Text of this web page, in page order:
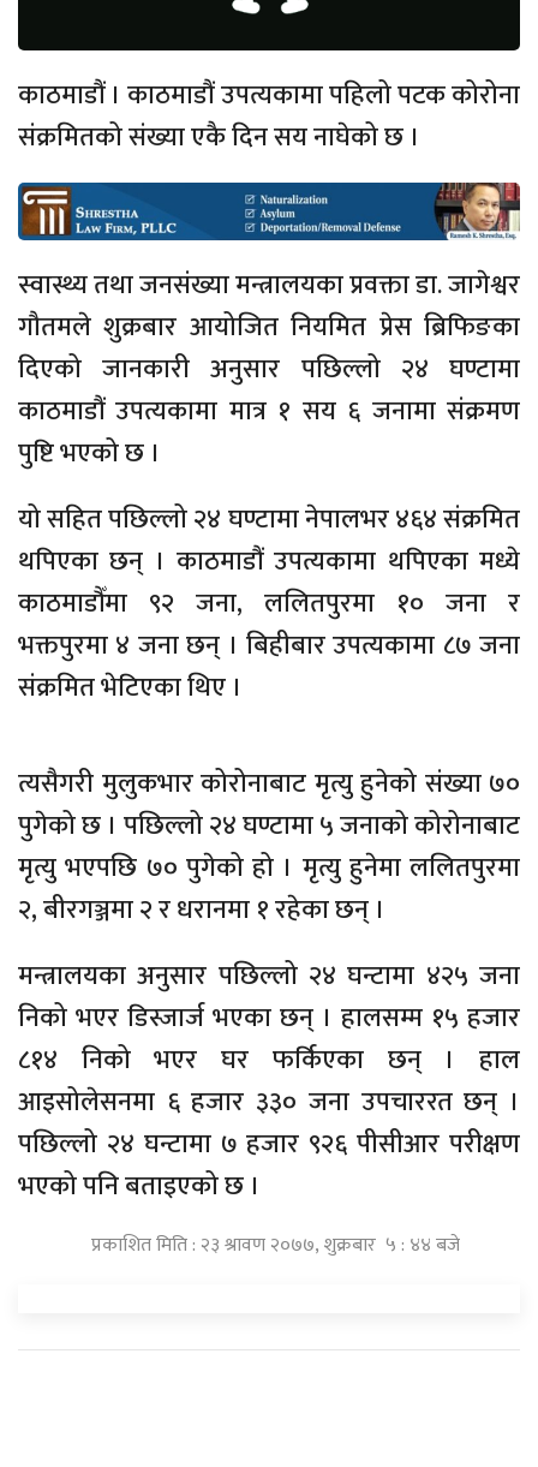
काठमाडौं । काठमाडौं उपत्यकामा पहिलो पटक कोरोना
संक्रमितको संख्या एकै दिन सय नाघेको छ ।
स्वास्थ्य तथा जनसंख्या मन्त्रालयका प्रवक्ता डा. जागेश्वर
गौतमले शुक्रबार आयोजित नियमित प्रेस ब्रिफिङका
दिएको जानकारी अनुसार पछिल्लो २४ घण्टामा
काठमाडौं उपत्यकामा मात्र १ सय ६ जनामा संक्रमण
पुष्टि भएको छ ।
यो सहित पछिल्लो २४ घण्टामा नेपालभर ४६४ संक्रमित
थपिएका छन् । काठमाडौं उपत्यकामा थपिएका मध्ये
काठमाडौँमा ९२ जना, ललितपुरमा १० जना र
भक्तपुरमा ४ जना छन् । बिहीबार उपत्यकामा ८७ जना
संक्रमित भेटिएका थिए ।
त्यसैगरी मुलुकभार कोरोनाबाट मृत्यु हुनेको संख्या ७०
पुगेको छ । पछिल्लो २४ घण्टामा ५ जनाको कोरोनाबाट
मृत्यु भएपछि ७० पुगेको हो । मृत्यु हुनेमा ललितपुरमा
२, बीरगञ्जमा २ र धरानमा १ रहेका छन् ।
मन्त्रालयका अनुसार पछिल्लो २४ घन्टामा ४२५ जना
निको भएर डिस्जार्ज भएका छन् । हालसम्म १५ हजार
८१४ निको भएर घर फर्किएका छन् । हाल
आइसोलेसनमा ६ हजार ३३० जना उपचाररत छन् ।
पछिल्लो २४ घन्टामा ७ हजार ९२६ पीसीआर परीक्षण
भएको पनि बताइएको छ ।
प्रकाशित मिति : २३ श्रावण २०७७, शुक्रबार ५ : ४४ बजे